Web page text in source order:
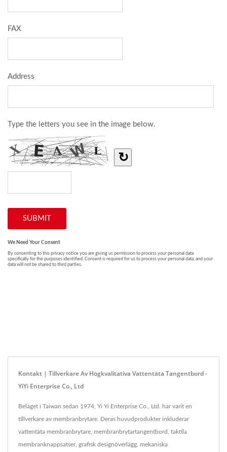
Kontakt | Tillverkare Av Högkvalitativa Vattentäta Tangentbord -
YiYi Enterprise Co., Ltd
Beläget i Taiwan sedan 1974, Yi Yi Enterprise Co., Ltd. har varit en
tillverkare av membranbrytare. Deras huvudprodukter inkluderar
vattentäta membranbrytare, membranbrytartangentbord, taktila
membranknappsatser, grafisk designöverlägg, mekaniska